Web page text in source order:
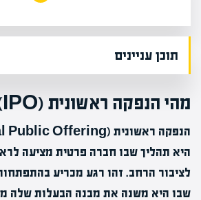
תוכן עניינים
מהי הנפקה ראשונית (IPO)?
היא תהליך שבו חברה פרטית מציעה
לציבור הרחב. זהו רגע מכריע
שבו היא משנה את מבנה הבעלות שלה